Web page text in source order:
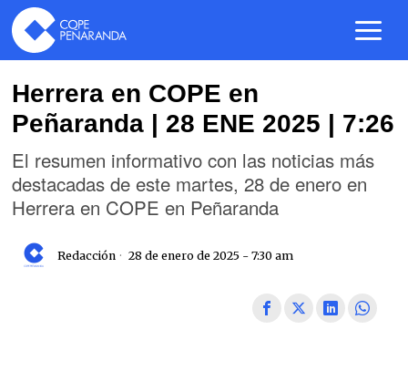
Herrera en COPE en
Peñaranda | 28 ENE 2025 | 7:26
El resumen informativo con las noticias más
destacadas de este martes, 28 de enero en
Herrera en COPE en Peñaranda
Redacción 28 de enero de 2025 - 7:30 am